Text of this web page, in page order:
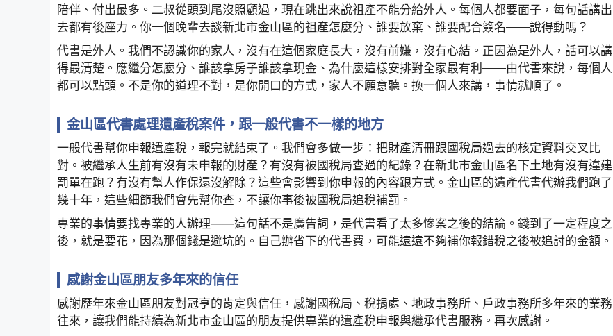
陪伴、付出最多。二叔從頭到尾沒照顧過，現在跳出來說祖產不能分給外人。每個人都要面子，每句話講出
去都有後座力。你一個晚輩去談新北市金山區的祖產怎麼分、誰要放棄、誰要配合簽名——說得動嗎？
代書是外人。我們不認識你的家人，沒有在這個家庭長大，沒有前嫌，沒有心結。正因為是外人，話可以講
得最清楚。應繼分怎麼分、誰該拿房子誰該拿現金、為什麼這樣安排對全家最有利——由代書來說，每個人
都可以點頭。不是你的道理不對，是你開口的方式，家人不願意聽。換一個人來講，事情就順了。
金山區代書處理遺產稅案件，跟一般代書不一樣的地方
一般代書幫你申報遺產稅，報完就結束了。我們會多做一步：把財產清冊跟國稅局過去的核定資料交叉比
對。被繼承人生前有沒有未申報的財產？有沒有被國稅局查過的紀錄？在新北市金山區名下土地有沒有違建
罰單在跑？有沒有幫人作保還沒解除？這些會影響到你申報的內容跟方式。金山區的遺產代書代辦我們跑了
幾十年，這些細節我們會先幫你查，不讓你事後被國稅局追稅補罰。
專業的事情要找專業的人辦理——這句話不是廣告詞，是代書看了太多慘案之後的結論。錢到了一定程度之
後，就是要花，因為那個錢是避坑的。自己辦省下的代書費，可能遠遠不夠補你報錯稅之後被追討的金額。
感謝金山區朋友多年來的信任
感謝歷年來金山區朋友對冠亨的肯定與信任，感謝國稅局、稅捐處、地政事務所、戶政事務所多年來的業務
往來，讓我們能持續為新北市金山區的朋友提供專業的遺產稅申報與繼承代書服務。再次感謝。